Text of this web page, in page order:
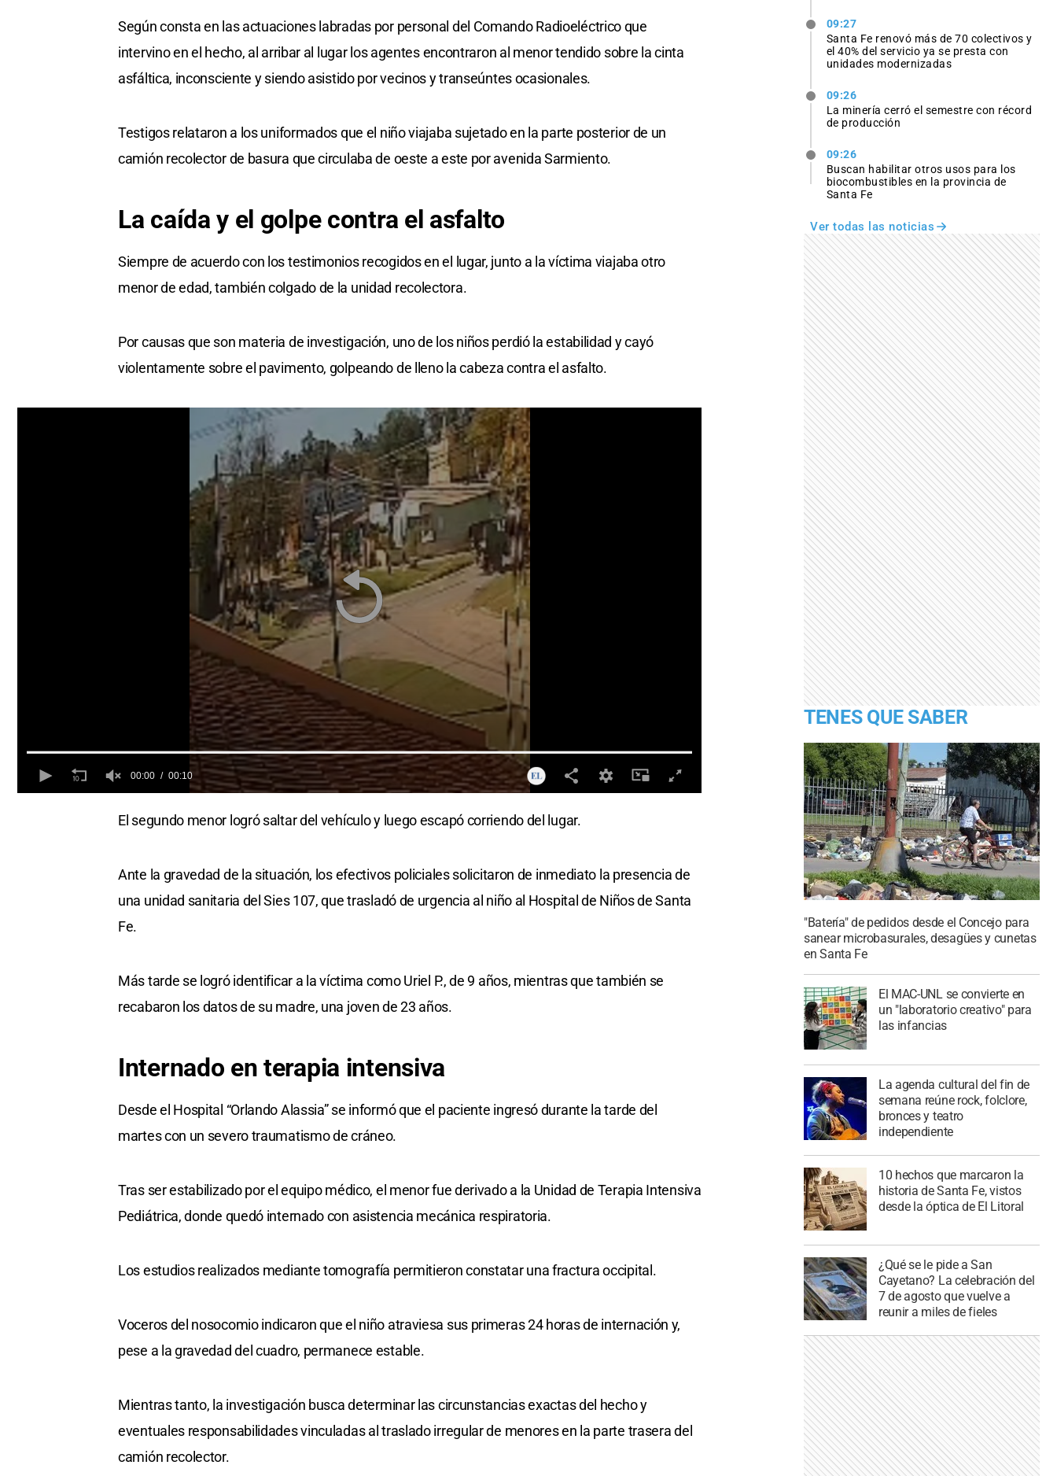
Según consta en las actuaciones labradas por personal del Comando Radioeléctrico que
intervino en el hecho, al arribar al lugar los agentes encontraron al menor tendido sobre la cinta
asfáltica, inconsciente y siendo asistido por vecinos y transeúntes ocasionales.
Testigos relataron a los uniformados que el niño viajaba sujetado en la parte posterior de un
camión recolector de basura que circulaba de oeste a este por avenida Sarmiento.
La caída y el golpe contra el asfalto
Siempre de acuerdo con los testimonios recogidos en el lugar, junto a la víctima viajaba otro
menor de edad, también colgado de la unidad recolectora.
Por causas que son materia de investigación, uno de los niños perdió la estabilidad y cayó
violentamente sobre el pavimento, golpeando de lleno la cabeza contra el asfalto.
00:00 00:10
El segundo menor logró saltar del vehículo y luego escapó corriendo del lugar.
Ante la gravedad de la situación, los efectivos policiales solicitaron de inmediato la presencia de
una unidad sanitaria del Sies 107, que trasladó de urgencia al niño al Hospital de Niños de Santa
Fe.
Más tarde se logró identificar a la víctima como Uriel P., de 9 años, mientras que también se
recabaron los datos de su madre, una joven de 23 años.
Internado en terapia intensiva
Desde el Hospital “Orlando Alassia” se informó que el paciente ingresó durante la tarde del
martes con un severo traumatismo de cráneo.
Tras ser estabilizado por el equipo médico, el menor fue derivado a la Unidad de Terapia Intensiva
Pediátrica, donde quedó internado con asistencia mecánica respiratoria.
Los estudios realizados mediante tomografía permitieron constatar una fractura occipital.
Voceros del nosocomio indicaron que el niño atraviesa sus primeras 24 horas de internación y,
pese a la gravedad del cuadro, permanece estable.
Mientras tanto, la investigación busca determinar las circunstancias exactas del hecho y
eventuales responsabilidades vinculadas al traslado irregular de menores en la parte trasera del
camión recolector.
09:27
Santa Fe renovó más de 70 colectivos y
el 40% del servicio ya se presta con
unidades modernizadas
09:26
La minería cerró el semestre con récord
de producción
09:26
Buscan habilitar otros usos para los
biocombustibles en la provincia de
Santa Fe
Ver todas las noticias
TENES QUE SABER
"Batería" de pedidos desde el Concejo para
sanear microbasurales, desagües y cunetas
en Santa Fe
El MAC-UNL se convierte en
un "laboratorio creativo" para
las infancias
La agenda cultural del fin de
semana reúne rock, folclore,
bronces y teatro
independiente
10 hechos que marcaron la
historia de Santa Fe, vistos
desde la óptica de El Litoral
¿Qué se le pide a San
Cayetano? La celebración del
7 de agosto que vuelve a
reunir a miles de fieles